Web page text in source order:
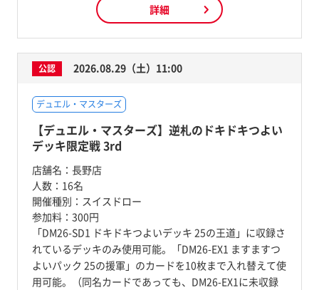
詳細
公認 2026.08.29（土）11:00
デュエル・マスターズ
【デュエル・マスターズ】逆札のドキドキつよい
デッキ限定戦 3rd
店舗名： 長野店
人数： 16名
開催種別： スイスドロー
参加料： 300円
「DM26-SD1 ドキドキつよいデッキ 25の王道」に収録さ
れているデッキのみ使用可能。「DM26-EX1 ますますつ
よいパック 25の援軍」のカードを10枚まで入れ替えて使
用可能。（同名カードであっても、DM26-EX1に未収録